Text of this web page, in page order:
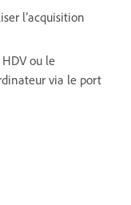
l’acquisition
ou le
via le port